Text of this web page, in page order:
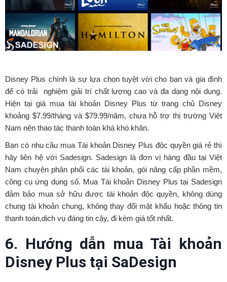
Disney Plus chính là sự lựa chọn tuyệt vời cho bạn và gia đình
để có trải nghiệm giải trí chất lượng cao và đa dạng nội dung.
Hiện tại giá mua tài khoản Disney Plus từ trang chủ Disney
khoảng $7.99/tháng và $79.99/năm, chưa hỗ trợ thị trường Việt
Nam nên thao tác thanh toán khá khó khăn.
Bạn có nhu cầu mua Tài khoản Disney Plus độc quyền giá rẻ thì
hãy liên hệ với Sadesign. Sadesign là đơn vị hàng đầu tại Việt
Nam chuyên phân phối các tài khoản, gói nâng cấp phần mềm,
công cụ ứng dụng số. Mua Tài khoản Disney Plus tại Sadesign
đảm bảo mua sở hữu được tài khoản độc quyền, không dùng
chung tài khoản chung, không thay đổi mật khẩu hoặc thông tin
thanh toán,dịch vụ đáng tin cậy, đi kèm giá tốt nhất.
6. Hướng dẫn mua Tài khoản
Disney Plus tại SaDesign